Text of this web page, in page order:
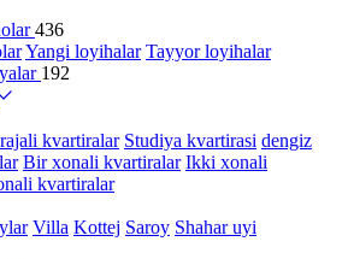
436
Yangi loyihalar Tayyor loyihalar
192
kvartiralar Studiya kvartirasi dengiz
Bir xonali kvartiralar Ikki xonali
kvartiralar
Villa Kottej Saroy Shahar uyi